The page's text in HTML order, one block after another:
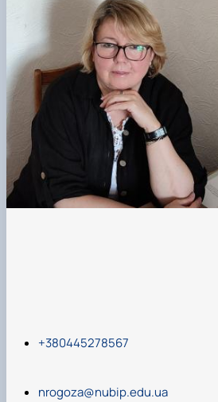
Наукова робота студентів
+380445278567
nrogoza@nubip.edu.ua